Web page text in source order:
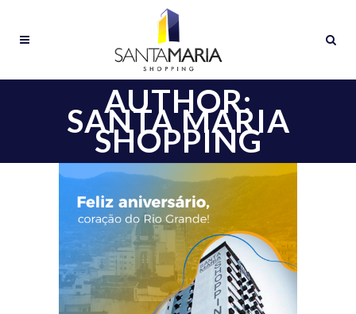
AUTHOR:
SANTA MARIA
SHOPPING